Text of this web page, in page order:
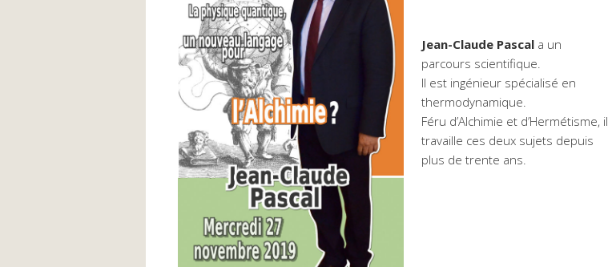
Jean-Claude Pascal a un
parcours scientifique.
Il est ingénieur spécialisé en
thermodynamique.
Féru d’Alchimie et d’Hermétisme, il
travaille ces deux sujets depuis
plus de trente ans.